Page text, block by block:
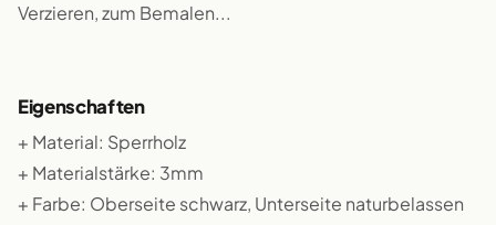
Verzieren, zum Bemalen...
Eigenschaften
+ Material: Sperrholz
+ Materialstärke: 3mm
+ Farbe: Oberseite schwarz, Unterseite naturbelassen